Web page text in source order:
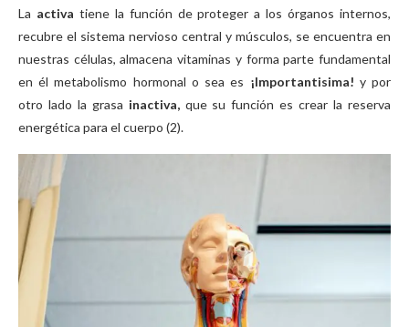
La activa tiene la función de proteger a los órganos internos,
recubre el sistema nervioso central y músculos, se encuentra en
nuestras células, almacena vitaminas y forma parte fundamental
en él metabolismo hormonal o sea es ¡Importantisima! y por
otro lado la grasa inactiva, que su función es crear la reserva
energética para el cuerpo (2).